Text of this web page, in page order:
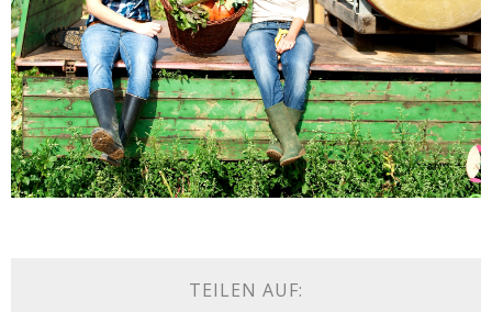
TEILEN AUF: